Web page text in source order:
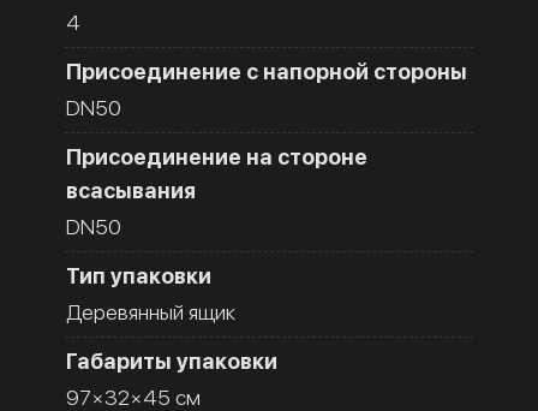
4
Присоединение с напорной стороны
DN50
Присоединение на стороне
всасывания
DN50
Тип упаковки
Деревянный ящик
Габариты упаковки
97×32×45 см